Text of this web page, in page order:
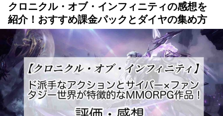
クロニクル・オブ・インフィニティの感想を
紹介！おすすめ課金パックとダイヤの集め方